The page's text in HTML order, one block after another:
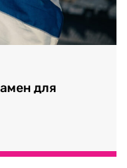
для